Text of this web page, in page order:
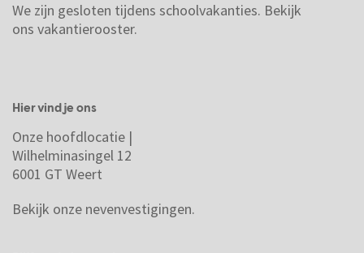
We zijn gesloten tijdens schoolvakanties. Bekijk
ons vakantierooster.
Hier vind je ons
Onze hoofdlocatie |
Wilhelminasingel 12
6001 GT Weert
Bekijk onze nevenvestigingen.